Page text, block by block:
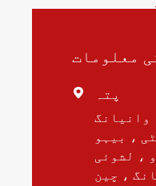
معلومات
 پتہ
6 ، وانیانگ
، بیہو
، لشوئی
، چین